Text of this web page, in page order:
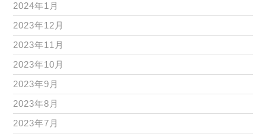
2024年1月
2023年12月
2023年11月
2023年10月
2023年9月
2023年8月
2023年7月